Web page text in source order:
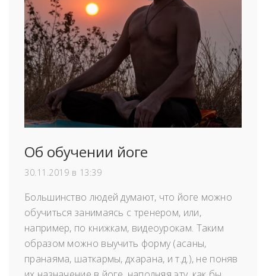
Об обучении йоге
30.11.2019 в 13:39
Большинство людей думают, что йоге можно
обучиться занимаясь с тренером, или,
например, по книжкам, видеоурокам. Таким
образом можно выучить форму (асаны,
пранаяма, шаткармы, дхарана, и т.д.), не поняв